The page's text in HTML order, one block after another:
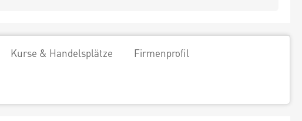
Kurse & Handelsplätze Firmenprofil